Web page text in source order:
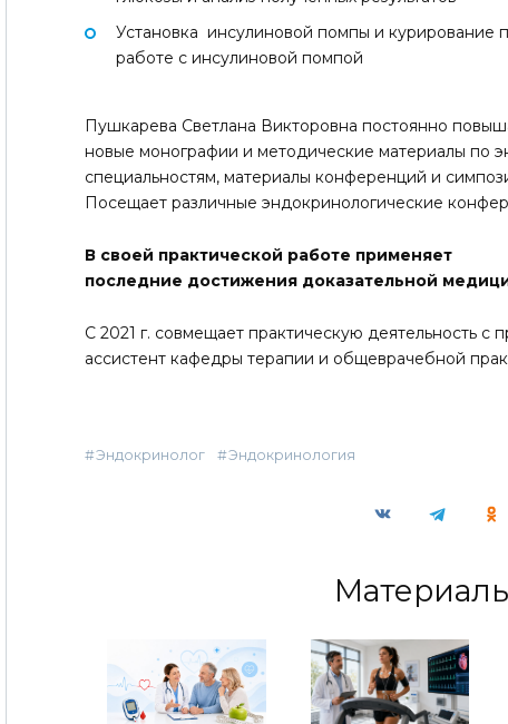
Установка инсулиновой помпы и курирование
работе с инсулиновой помпой
Пушкарева Светлана Викторовна постоянно
новые монографии и методические материалы по
специальностям, материалы конференций и
Посещает различные эндокринологические
В своей практической работе применяет
последние достижения доказательной
С 2021 г. совмещает практическую деятельность
ассистент кафедры терапии и общеврачебной
Эндокринолог Эндокринология